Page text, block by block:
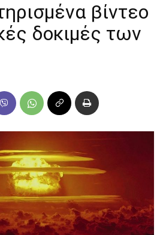
βίντεο
δοκιμές των